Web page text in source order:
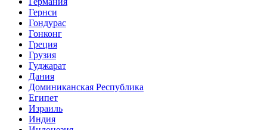
Гернси
Гондурас
Гонконг
Греция
Грузия
Гуджарат
Дания
Доминиканская Республика
Египет
Израиль
Индия